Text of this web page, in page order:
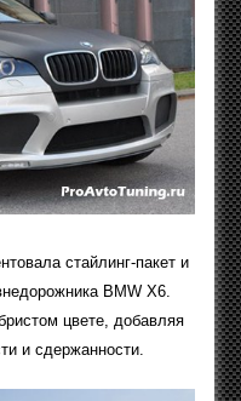
стайлинг-пакет и
BMW X6.
цвете, добавляя
и сдержанности.